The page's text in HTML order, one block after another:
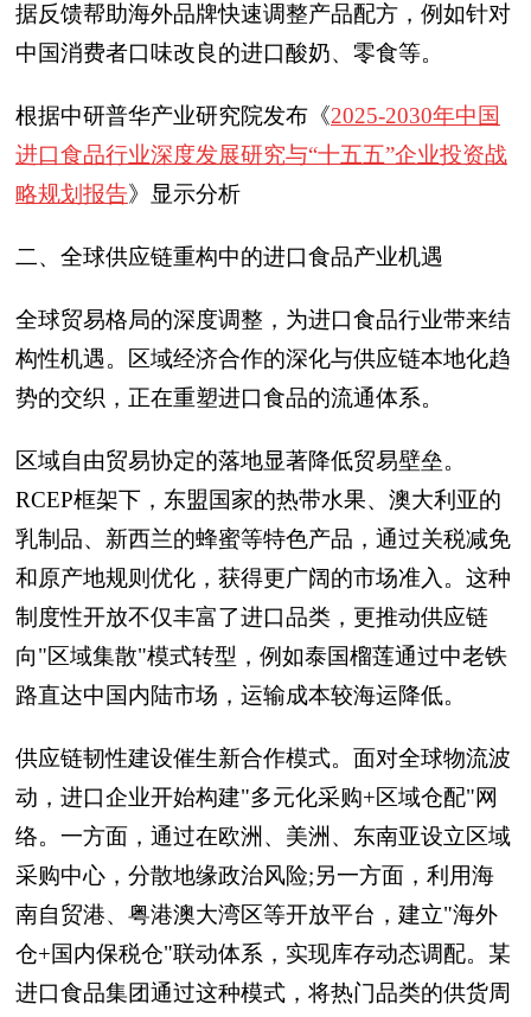
据反馈帮助海外品牌快速调整产品配方，例如针对
中国消费者口味改良的进口酸奶、零食等。
根据中研普华产业研究院发布《2025-2030年中国
进口食品行业深度发展研究与“十五五”企业投资战
略规划报告》显示分析
二、全球供应链重构中的进口食品产业机遇
全球贸易格局的深度调整，为进口食品行业带来结
构性机遇。区域经济合作的深化与供应链本地化趋
势的交织，正在重塑进口食品的流通体系。
区域自由贸易协定的落地显著降低贸易壁垒。
RCEP框架下，东盟国家的热带水果、澳大利亚的
乳制品、新西兰的蜂蜜等特色产品，通过关税减免
和原产地规则优化，获得更广阔的市场准入。这种
制度性开放不仅丰富了进口品类，更推动供应链
向"区域集散"模式转型，例如泰国榴莲通过中老铁
路直达中国内陆市场，运输成本较海运降低。
供应链韧性建设催生新合作模式。面对全球物流波
动，进口企业开始构建"多元化采购+区域仓配"网
络。一方面，通过在欧洲、美洲、东南亚设立区域
采购中心，分散地缘政治风险;另一方面，利用海
南自贸港、粤港澳大湾区等开放平台，建立"海外
仓+国内保税仓"联动体系，实现库存动态调配。某
进口食品集团通过这种模式，将热门品类的供货周